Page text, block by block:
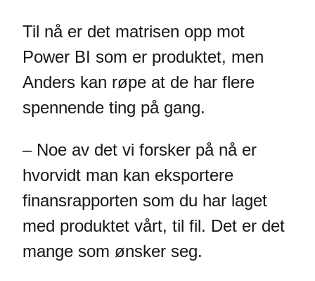
Til nå er det matrisen opp mot
Power BI som er produktet, men
Anders kan røpe at de har flere
spennende ting på gang.
– Noe av det vi forsker på nå er
hvorvidt man kan eksportere
finansrapporten som du har laget
med produktet vårt, til fil. Det er det
mange som ønsker seg.